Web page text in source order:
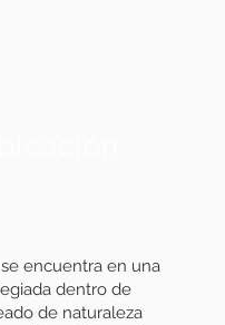
se encuentra en una
dentro de
de naturaleza